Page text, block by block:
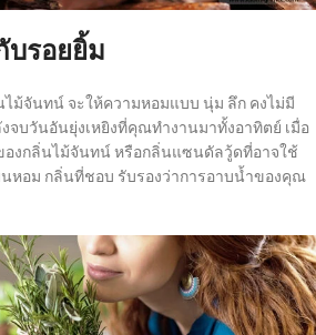
บรอยยิ้ม
ม้จันทน์ จะให้ความหอมแบบ นุ่ม ลึก คงไม่มี
จบวันอันยุ่งเหยิงที่คุณทำงานมาทั้งอาทิตย์ เมื่อ
งกลิ่นไม้จันทน์ หรือกลิ่นแซนดัลวู้ดที่อาจใช้
หอม กลิ่นที่ชอบ รับรองว่าการอาบน้ำของคุณ